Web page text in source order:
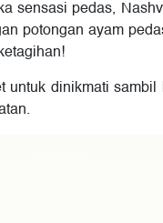
sensasi pedas,
potongan ayam
untuk dinikmati